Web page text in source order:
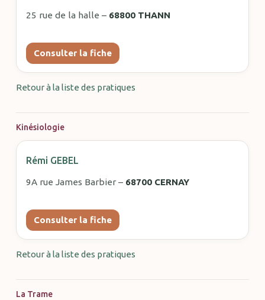
25 rue de la halle – 68800 THANN
Consulter la fiche
Retour à la liste des pratiques
Kinésiologie
Rémi GEBEL
9A rue James Barbier – 68700 CERNAY
Consulter la fiche
Retour à la liste des pratiques
La Trame